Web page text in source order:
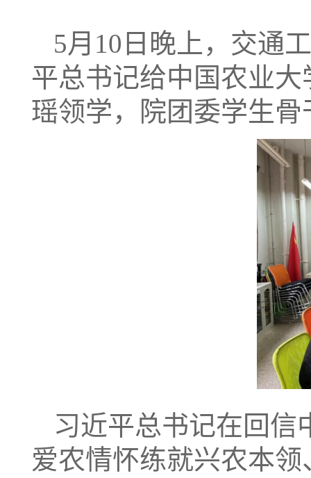
5月10日晚上，交通
平总书记给中国农业
瑶领学，院团委学生
习近平总书记在回信
爱农情怀练就兴农本